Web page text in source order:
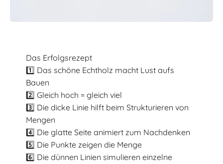
Das Erfolgsrezept
1️⃣ Das schöne Echtholz macht Lust aufs
Bauen
2️⃣ Gleich hoch = gleich viel
3️⃣ Die dicke Linie hilft beim Strukturieren von
Mengen
4️⃣ Die glatte Seite animiert zum Nachdenken
5️⃣ Die Punkte zeigen die Menge
6️⃣ Die dünnen Linien simulieren einzelne